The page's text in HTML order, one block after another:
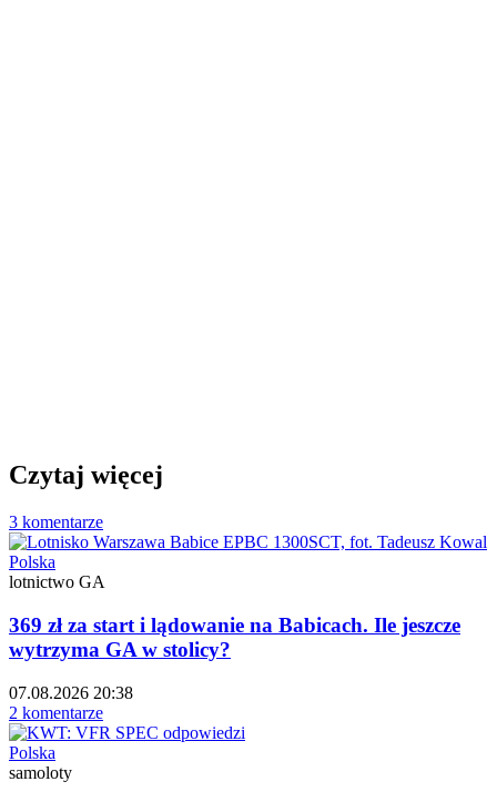
Czytaj więcej
3 komentarze
Polska
lotnictwo GA
369 zł za start i lądowanie na Babicach. Ile jeszcze
wytrzyma GA w stolicy?
07.08.2026 20:38
2 komentarze
Polska
samoloty